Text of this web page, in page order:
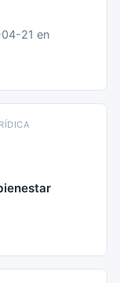
21 en